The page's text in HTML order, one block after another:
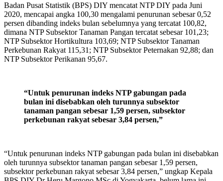
Badan Pusat Statistik (BPS) DIY mencatat NTP DIY pada Juni
2020, mencapai angka 100,30 mengalami penurunan sebesar 0,52
persen dibanding indeks bulan sebelumnya yang tercatat 100,82,
dimana NTP Subsektor Tanaman Pangan tercatat sebesar 101,23;
NTP Subsektor Hortikultura 103,69; NTP Subsektor Tanaman
Perkebunan Rakyat 115,31; NTP Subsektor Peternakan 92,88; dan
NTP Subsektor Perikanan 95,67.
“Untuk penurunan indeks NTP gabungan pada
bulan ini disebabkan oleh turunnya subsektor
tanaman pangan sebesar 1,59 persen, subsektor
perkebunan rakyat sebesar 3,84 persen,”
“Untuk penurunan indeks NTP gabungan pada bulan ini disebabkan
oleh turunnya subsektor tanaman pangan sebesar 1,59 persen,
subsektor perkebunan rakyat sebesar 3,84 persen,” ungkap Kepala